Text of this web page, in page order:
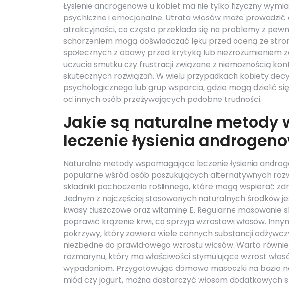
Łysienie androgenowe u kobiet ma nie tylko fizyczny
psychiczne i emocjonalne. Utrata włosów może
atrakcyjności, co często przekłada się na problemy z
schorzeniem mogą doświadczać lęku przed oceną ze
społecznych z obawy przed krytyką lub niezrozumieniem
uczucia smutku czy frustracji związane z niemożnością
skutecznych rozwiązań. W wielu przypadkach kobiety
psychologicznego lub grup wsparcia, gdzie mogą dzielić
od innych osób przeżywających podobne trudności.
Jakie są naturalne metody
leczenie łysienia
Naturalne metody wspomagające leczenie łysienia
popularne wśród osób poszukujących alternatywnych
składniki pochodzenia roślinnego, które mogą wspierać
Jednym z najczęściej stosowanych naturalnych środków
kwasy tłuszczowe oraz witaminę E. Regularne masowanie
poprawić krążenie krwi, co sprzyja wzrostowi włosów.
pokrzywy, który zawiera wiele cennych substancji
niezbędne do prawidłowego wzrostu włosów. Warto
rozmarynu, który ma właściwości stymulujące wzrost
wypadaniem. Przygotowując domowe maseczki na bazie
miód czy jogurt, można dostarczyć włosom dodatkowych